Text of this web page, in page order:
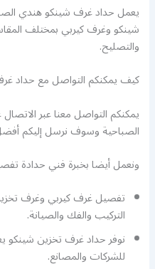
يعمل حداد غرف شينكو هندي
شينكو وغرف كيربي بمختلف
والتصليح.
كيف يمكنكم التواصل مع حداد
يمكنكم التواصل معنا عبر
الصباحية وسوف نرسل إليكم
ونعمل أيضا بخبرة فني حدادة
تفصيل غرف كيربي وغرف
التركيب والفك والصيانة.
نوفر حداد غرف تخزين
للشركات والمصانع.